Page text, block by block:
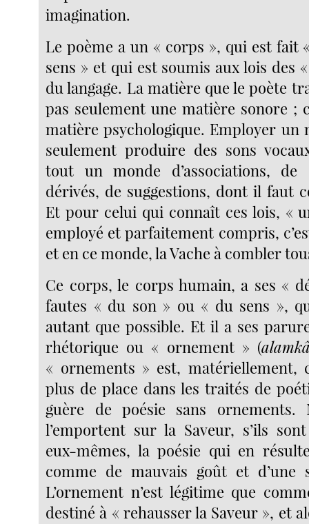
imagination.
Le poème a un « corps », qui est fait
sens » et qui est soumis aux lois des
du langage. La matière que le poète
pas seulement une matière sonore ;
matière psychologique. Employer un
seulement produire des sons
tout un monde d’associations,
dérivés, de suggestions, dont il faut
Et pour celui qui connaît ces lois, «
employé et parfaitement compris,
et en ce monde, la Vache à combler
Ce corps, le corps humain, a ses «
fautes « du son » ou « du sens »,
autant que possible. Et il a ses
rhétorique ou « ornement » (
« ornements » est, matériellement,
plus de place dans les traités de
guère de poésie sans
l’emportent sur la Saveur, s’ils
eux-mêmes, la poésie qui en
comme de mauvais goût et d’une
L’ornement n’est légitime que
destiné à « rehausser la Saveur », et